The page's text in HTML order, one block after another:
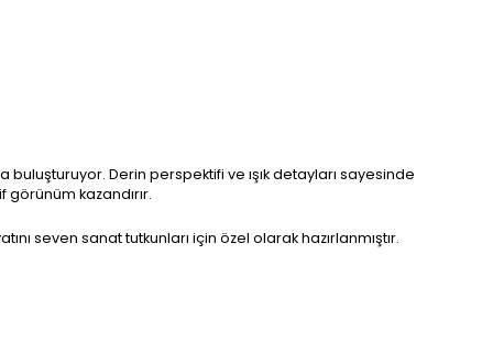
Derin perspektifi ve ışık detayları sayesinde
kazandırır.
seven sanat tutkunları için özel olarak hazırlanmıştır.